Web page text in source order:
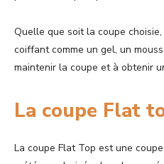
Quelle que soit la coupe
coiffant comme un gel, un
maintenir la coupe et à obtenir
La coupe Flat
La coupe Flat Top est une